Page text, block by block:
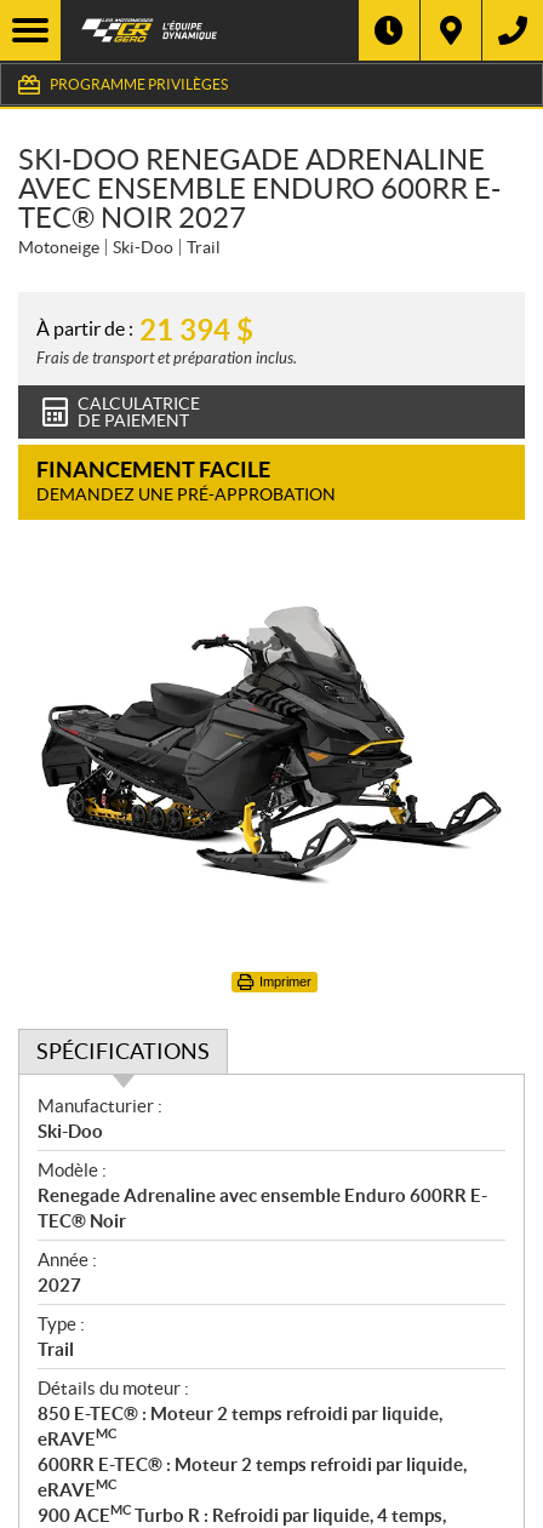
PROGRAMME PRIVILÈGES
SKI-DOO RENEGADE ADRENALINE
AVEC ENSEMBLE ENDURO 600RR E-
TEC® NOIR 2027
Motoneige Ski-Doo Trail
À partir de : 21 394 $
Frais de transport et préparation inclus.
CALCULATRICE
DE PAIEMENT
FINANCEMENT FACILE
DEMANDEZ UNE PRÉ-APPROBATION
Imprimer
SPÉCIFICATIONS
S
p
é
c
i
f
i
c
a
t
i
o
n
s
Manufacturier :
Ski-Doo
Modèle :
Renegade Adrenaline avec ensemble Enduro 600RR E-
TEC® Noir
Année :
2027
Type :
Trail
Détails du moteur :
850 E-TEC® : Moteur 2 temps refroidi par liquide,
eRAVEMC
600RR E-TEC® : Moteur 2 temps refroidi par liquide,
eRAVEMC
900 ACEMC Turbo R : Refroidi par liquide, 4 temps,